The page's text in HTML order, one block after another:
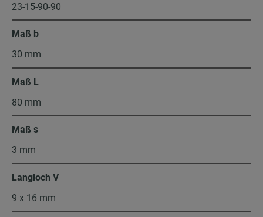
23-15-90-90
Maß b
30 mm
Maß L
80 mm
Maß s
3 mm
Langloch V
9 x 16 mm